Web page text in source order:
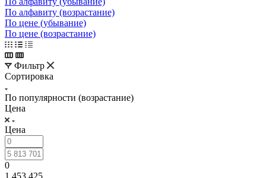
По алфавиту (возрастание)
По цене (убывание)
По цене (возрастание)
Фильтр
Сортировка
По популярности (возрастание)
Цена
Цена
0
1 453 425